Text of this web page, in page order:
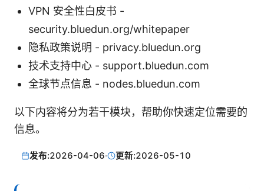
VPN 安全性白皮书 -
security.bluedun.org/whitepaper
隐私政策说明 - privacy.bluedun.org
技术支持中心 - support.bluedun.com
全球节点信息 - nodes.bluedun.com
以下内容将分为若干模块，帮助你快速定位需要的
信息。
发布:2026-04-06· 更新:2026-05-10